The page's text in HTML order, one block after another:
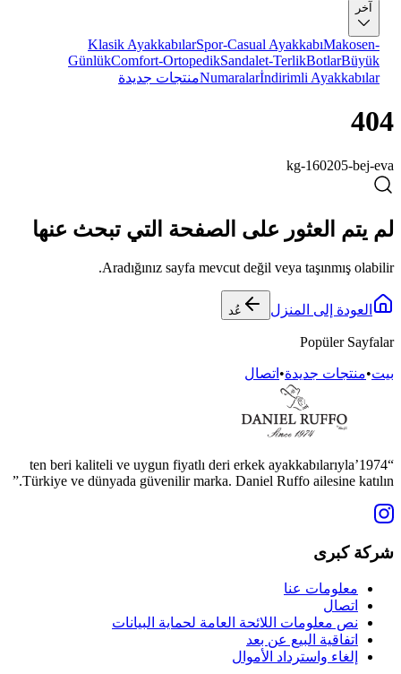
آخر
Klasik AyakkabılarSpor-Casual AyakkabıMakosen-
GünlükComfort-OrtopedikSandalet-TerlikBotlarBüyük
Numaralarİndirimli Ayakkabılar منتجات جديدة
404
kg-160205-bej-eva
لم يتم العثور على الصفحة التي تبحث عنها
Aradığınız sayfa mevcut değil veya taşınmış olabilir.
العودة إلى المنزل عُد
Popüler Sayfalar
بيت•منتجات جديدة• اتصال
“1974’ten beri kaliteli ve uygun fiyatlı deri erkek ayakkabılarıyla
Türkiye ve dünyada güvenilir marka. Daniel Ruffo ailesine katılın.”
شركة كبرى
معلومات عنا
اتصال
نص معلومات اللائحة العامة لحماية البيانات
اتفاقية البيع عن بعد
إلغاء واسترداد الأموال